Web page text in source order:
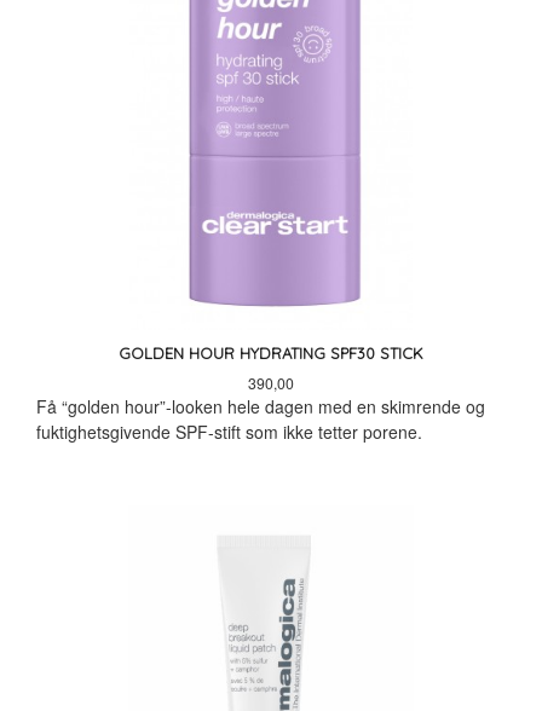
GOLDEN HOUR HYDRATING SPF30 STICK
Pris
390,00
Få “golden hour”-looken hele dagen med en skimrende og
fuktighetsgivende SPF-stift som ikke tetter porene.